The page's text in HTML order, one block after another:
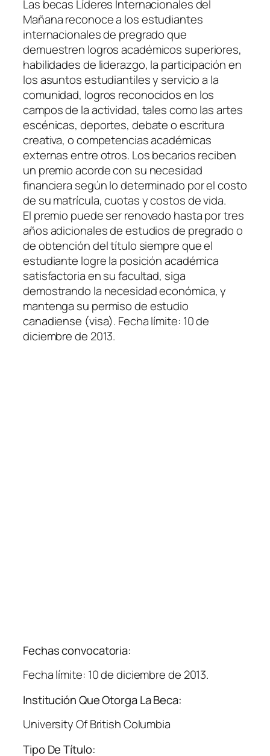
Las becas Líderes Internacionales del
Mañana reconoce a los estudiantes
internacionales de pregrado que
demuestren logros académicos superiores,
habilidades de liderazgo, la participación en
los asuntos estudiantiles y servicio a la
comunidad, logros reconocidos en los
campos de la actividad, tales como las artes
escénicas, deportes, debate o escritura
creativa, o competencias académicas
externas entre otros. Los becarios reciben
un premio acorde con su necesidad
financiera según lo determinado por el costo
de su matrícula, cuotas y costos de vida.
El premio puede ser renovado hasta por tres
años adicionales de estudios de pregrado o
de obtención del título siempre que el
estudiante logre la posición académica
satisfactoria en su facultad, siga
demostrando la necesidad económica, y
mantenga su permiso de estudio
canadiense (visa). Fecha límite: 10 de
diciembre de 2013.
Fechas convocatoria:
Fecha límite: 10 de diciembre de 2013.
Institución Que Otorga La Beca:
University Of British Columbia
Tipo De Título: